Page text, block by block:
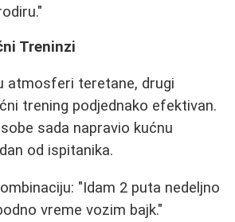
Treninzi
atmosferi teretane, drugi
trening podjednako efektivan.
sada napravio kućnu
od ispitanika.
"Idam 2 puta nedeljno
vreme vozim bajk."